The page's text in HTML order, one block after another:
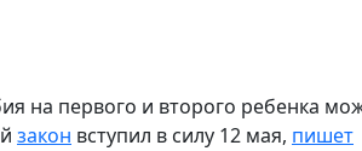
на первого и второго ребенка
закон вступил в силу 12 мая, пишет